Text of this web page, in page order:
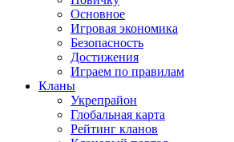
Основное
Игровая экономика
Безопасность
Достижения
Играем по правилам
Кланы
Укрепрайон
Глобальная карта
Рейтинг кланов